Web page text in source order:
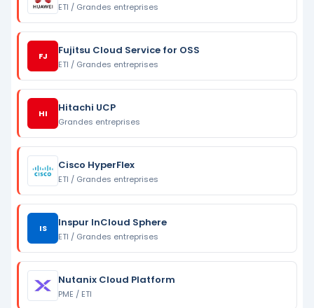
ETI / Grandes entreprises
FJ Fujitsu Cloud Service for OSS
ETI / Grandes entreprises
HI Hitachi UCP
Grandes entreprises
Cisco HyperFlex
ETI / Grandes entreprises
IS Inspur InCloud Sphere
ETI / Grandes entreprises
Nutanix Cloud Platform
PME / ETI